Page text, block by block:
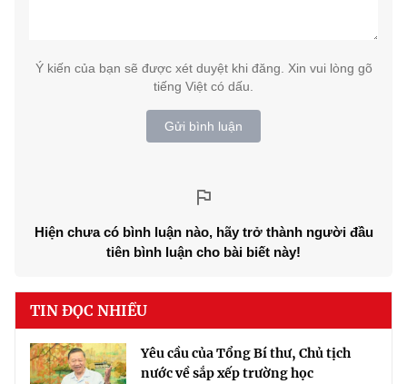
Ý kiến của bạn sẽ được xét duyệt khi đăng. Xin vui lòng gõ
tiếng Việt có dấu.
Gửi bình luận
Hiện chưa có bình luận nào, hãy trở thành người đầu
tiên bình luận cho bài biết này!
TIN ĐỌC NHIỀU
Yêu cầu của Tổng Bí thư, Chủ tịch
nước về sắp xếp trường học